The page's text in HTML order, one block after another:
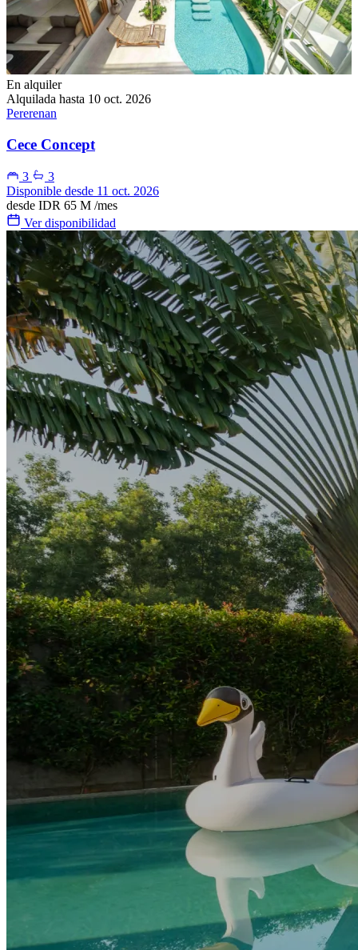
En alquiler
Alquilada hasta 10 oct. 2026
Pererenan
Cece Concept
3
3
Disponible desde 11 oct. 2026
desde IDR 65 M /mes
Ver disponibilidad